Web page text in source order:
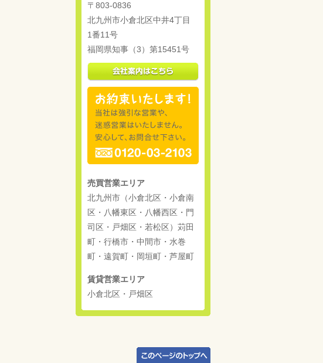
〒803-0836
北九州市小倉北区中井4丁目
1番11号
福岡県知事（3）第15451号
売買営業エリア
北九州市（小倉北区・小倉南
区・八幡東区・八幡西区・門
司区・戸畑区・若松区）苅田
町・行橋市・中間市・水巻
町・遠賀町・岡垣町・芦屋町
賃貸営業エリア
小倉北区・戸畑区